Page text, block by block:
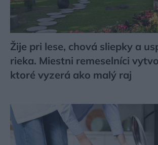
Žije pri lese, chová sliepky a
rieka. Miestni remeselníci
ktoré vyzerá ako malý raj